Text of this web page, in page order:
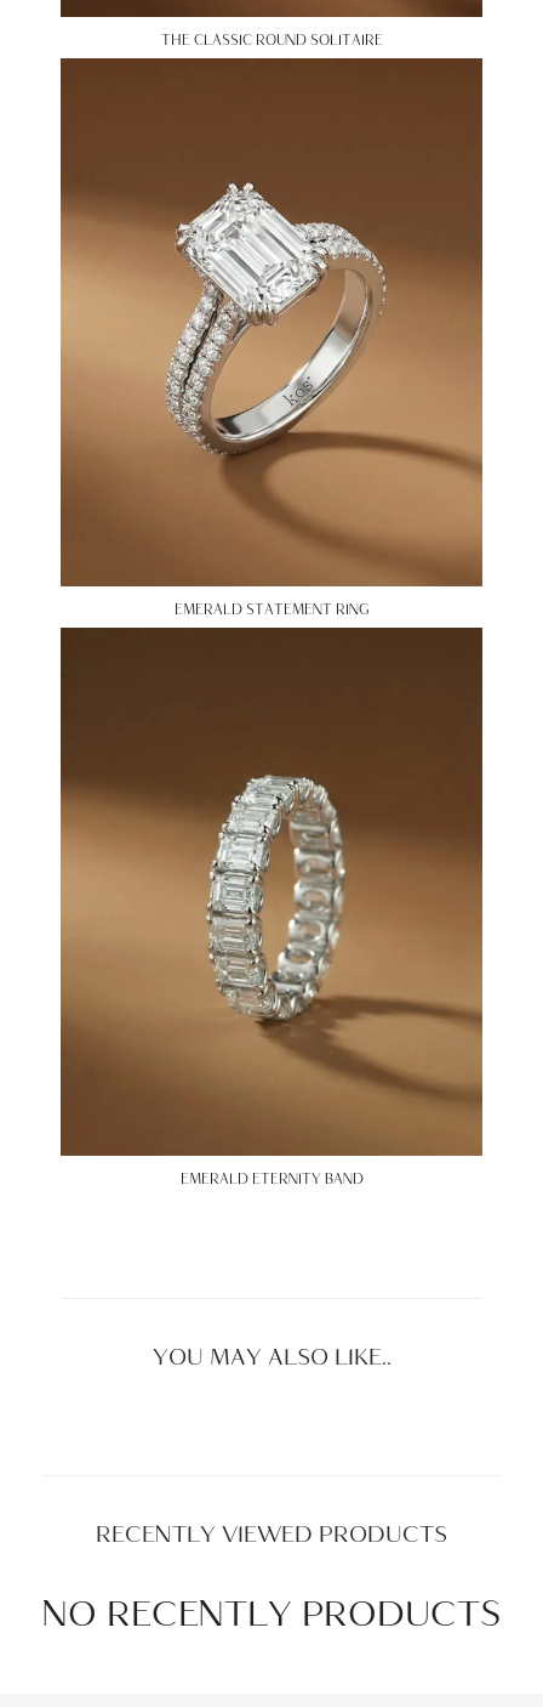
THE CLASSIC ROUND SOLITAIRE
EMERALD STATEMENT RING
EMERALD ETERNITY BAND
YOU MAY ALSO LIKE..
RECENTLY VIEWED PRODUCTS
NO RECENTLY PRODUCTS